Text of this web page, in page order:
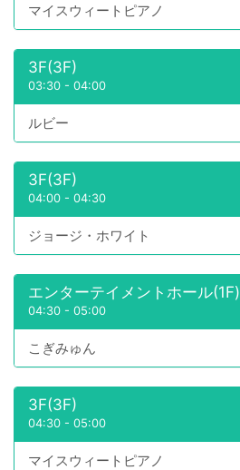
マイスウィートピアノ
3F(3F)
03:30 - 04:00
ルビー
3F(3F)
04:00 - 04:30
ジョージ・ホワイト
エンターテイメントホール(1F)
04:30 - 05:00
こぎみゅん
3F(3F)
04:30 - 05:00
マイスウィートピアノ